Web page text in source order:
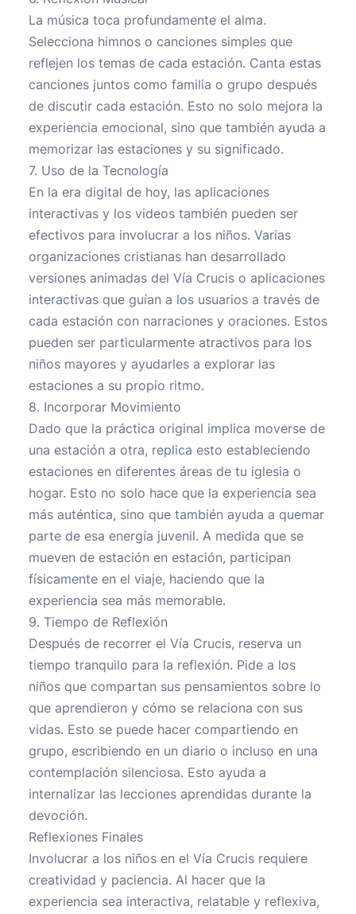
La música toca profundamente el alma.
Selecciona himnos o canciones simples que
reflejen los temas de cada estación. Canta estas
canciones juntos como familia o grupo después
de discutir cada estación. Esto no solo mejora la
experiencia emocional, sino que también ayuda a
memorizar las estaciones y su significado.
7. Uso de la Tecnología
En la era digital de hoy, las aplicaciones
interactivas y los videos también pueden ser
efectivos para involucrar a los niños. Varias
organizaciones cristianas han desarrollado
versiones animadas del Vía Crucis o aplicaciones
interactivas que guían a los usuarios a través de
cada estación con narraciones y oraciones. Estos
pueden ser particularmente atractivos para los
niños mayores y ayudarles a explorar las
estaciones a su propio ritmo.
8. Incorporar Movimiento
Dado que la práctica original implica moverse de
una estación a otra, replica esto estableciendo
estaciones en diferentes áreas de tu iglesia o
hogar. Esto no solo hace que la experiencia sea
más auténtica, sino que también ayuda a quemar
parte de esa energía juvenil. A medida que se
mueven de estación en estación, participan
físicamente en el viaje, haciendo que la
experiencia sea más memorable.
9. Tiempo de Reflexión
Después de recorrer el Vía Crucis, reserva un
tiempo tranquilo para la reflexión. Pide a los
niños que compartan sus pensamientos sobre lo
que aprendieron y cómo se relaciona con sus
vidas. Esto se puede hacer compartiendo en
grupo, escribiendo en un diario o incluso en una
contemplación silenciosa. Esto ayuda a
internalizar las lecciones aprendidas durante la
devoción.
Reflexiones Finales
Involucrar a los niños en el Vía Crucis requiere
creatividad y paciencia. Al hacer que la
experiencia sea interactiva, relatable y reflexiva,